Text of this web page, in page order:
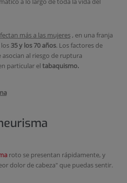
más a las mujeres, en una franja
35 y los 70 años. Los factores de
al riesgo de ruptura
particular el tabaquismo.
roto se presentan rápidamente, y
dolor de cabeza" que puedas sentir.